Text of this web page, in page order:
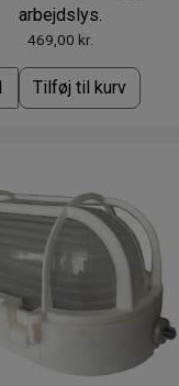
arbejdslys.
469,00 kr.
Tilføj til kurv